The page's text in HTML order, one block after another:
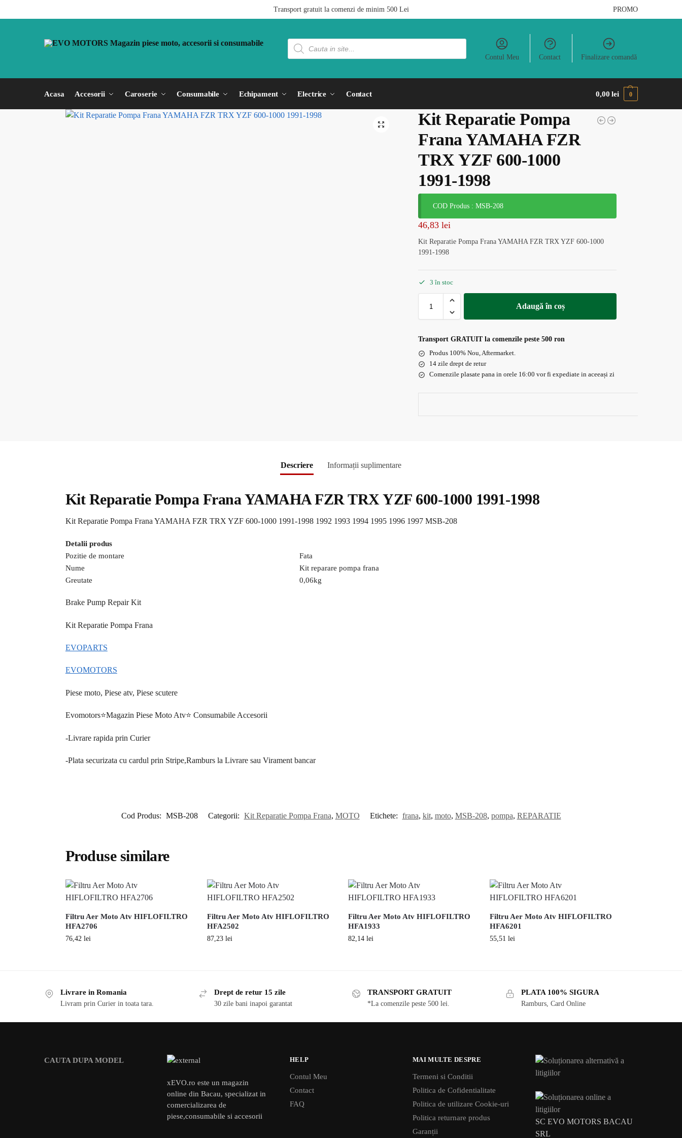
Transport gratuit la comenzi de minim 500 Lei PROMO
Contul Meu Contact Finalizare comandă
Acasa Accesorii Caroserie Consumabile Echipament Electrice Contact 0,00lei 0
Kit Reparatie Pompa
Frana YAMAHA FZR
TRX YZF 600-1000
1991-1998
COD Produs : MSB-208
46,83lei
Kit Reparatie Pompa Frana YAMAHA FZR TRX YZF 600-1000
1991-1998
3 în stoc
Adaugă în coș
Transport GRATUIT la comenzile peste 500 ron
Produs 100% Nou, Aftermarket.
14 zile drept de retur
Comenzile plasate pana in orele 16:00 vor fi expediate in aceeași zi
Descriere Informații suplimentare
Kit Reparatie Pompa Frana YAMAHA FZR TRX YZF 600-1000 1991-1998
Kit Reparatie Pompa Frana YAMAHA FZR TRX YZF 600-1000 1991-1998 1992 1993 1994 1995 1996 1997 MSB-208
Detalii produs
Pozitie de montare
Fata
Nume
Kit reparare pompa frana
Greutate
0,06kg
Brake Pump Repair Kit
Kit Reparatie Pompa Frana
EVOPARTS
EVOMOTORS
Piese moto, Piese atv, Piese scutere
Evomotors⭐️Magazin Piese Moto Atv⭐️ Consumabile Accesorii
-Livrare rapida prin Curier
-Plata securizata cu cardul prin Stripe,Ramburs la Livrare sau Virament bancar
Cod Produs: MSB-208 Categorii: Kit Reparatie Pompa Frana, MOTO Etichete: frana, kit, moto, MSB-208, pompa, REPARATIE
Produse similare
Filtru Aer Moto Atv HIFLOFILTRO
HFA2706
76,42 lei
Filtru Aer Moto Atv HIFLOFILTRO
HFA2502
87,23 lei
Filtru Aer Moto Atv HIFLOFILTRO
HFA1933
82,14lei
Filtru Aer Moto Atv HIFLOFILTRO
HFA6201
55,51lei
Livrare in Romania
Livram prin Curier in toata tara.
Drept de retur 15 zile
30 zile bani inapoi garantat
TRANSPORT GRATUIT
*La comenzile peste 500 lei.
PLATA 100% SIGURA
Ramburs, Card Online
CAUTA DUPA MODEL
xEVO.ro este un magazin
online din Bacau, specializat in
comercializarea de
piese,consumabile si accesorii
HELP
Contul Meu
Contact
FAQ
MAI MULTE DESPRE
Termeni si Conditii
Politica de Cofidentialitate
Politica de utilizare Cookie-uri
Politica returnare produs
Garanții
SC EVO MOTORS BACAU
SRL